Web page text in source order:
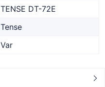
TENSE DT-72E
Tense
Var